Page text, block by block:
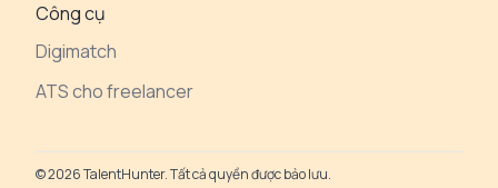
Công cụ
Digimatch
ATS cho freelancer
© 2026 TalentHunter. Tất cả quyền được bảo lưu.